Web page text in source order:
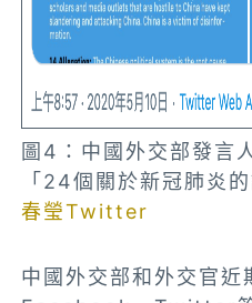
圖4：中國外交部發
「24個關於新冠肺炎
春瑩Twitter
中國外交部和外交官近